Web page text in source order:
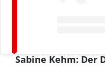
Sabine Kehm: Der